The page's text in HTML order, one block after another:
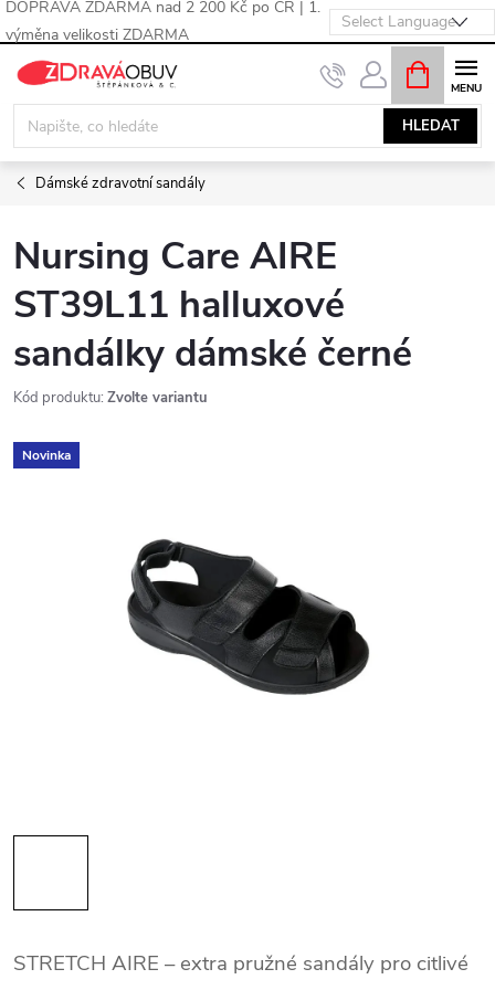
DOPRAVA ZDARMA nad 2 200 Kč po ČR | 1.
výměna velikosti ZDARMA
Přejít
obsah
HLEDAT
NÁKUPNÍ
KOŠÍK
Dámské zdravotní sandály
Nursing Care AIRE
ST39L11 halluxové
sandálky dámské černé
Kód produktu: Zvolte variantu
Novinka
STRETCH AIRE – extra pružné sandály pro citlivé